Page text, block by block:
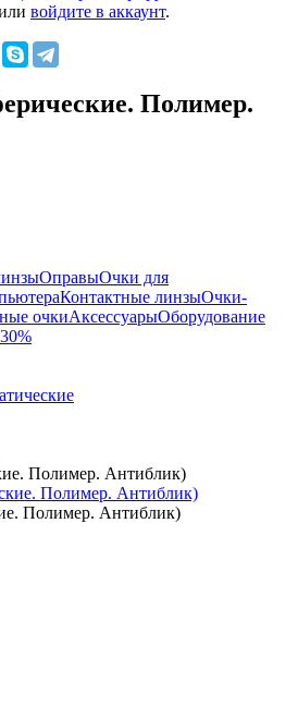
войдите в аккаунт.
Полимер.
ОправыОчки для
Контактные линзыОчки-
очкиАксессуарыОборудование
Полимер. Антиблик)
Полимер. Антиблик)